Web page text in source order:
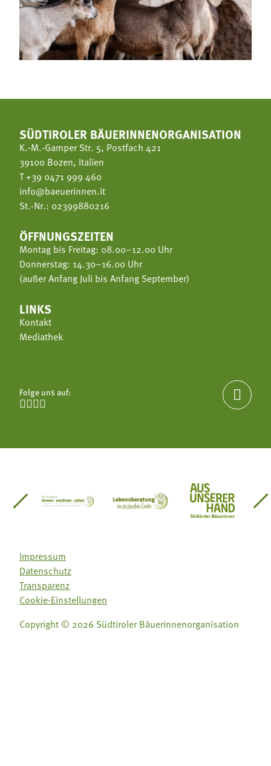
SÜDTIROLER BÄUERINNENORGANISATION
K.-M.-Gamper Str. 5, Postfach 421
39100 Bozen, Italien
T+39 0471 999 460
info@baeuerinnen.it
St.-Nr.: 02399880216
ÖFFNUNGSZEITEN
Montag bis Freitag: 08.00–12.00 Uhr
Donnerstag: 14.30–16.00 Uhr
(außer Anfang Juli bis Anfang September)
LINKS
Kontakt
Mediathek
Folge uns auf:


Südtirol
Gärtnervereinigung
Sozialgenossenschaft Mit Bäuerinnen lernen -
Lebensberatung für dieAus unserer
Impressum
Datenschutz
Transparenz
Cookie-Einstellungen
Copyright © 2026 Südtiroler Bäuerinnenorganisation